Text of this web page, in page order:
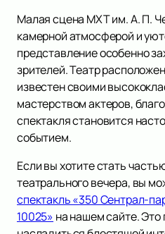
Малая сцена МХТ им. А. П.
камерной атмосферой и
представление особенно
зрителей. Театр
известен своими
мастерством актеров,
спектакля становится
событием.
Если вы хотите стать
театрального вечера, вы
спектакль «350 Сентрал-
10025» на нашем сайте. Это